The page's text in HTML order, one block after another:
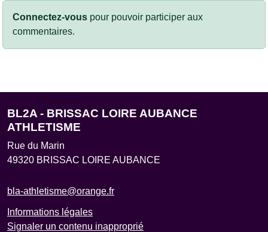
Connectez-vous pour pouvoir participer aux
commentaires.
BL2A - BRISSAC LOIRE AUBANCE
ATHLETISME
Rue du Marin
49320 BRISSAC LOIRE AUBANCE
bla-athletisme@orange.fr
Informations légales
Signaler un contenu inapproprié